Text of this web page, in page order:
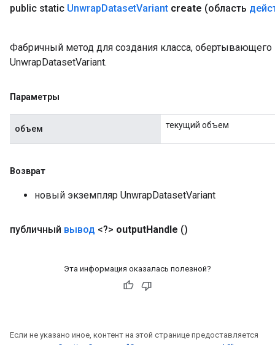
public static UnwrapDatasetVariant create (область
Фабричный метод для создания класса,
UnwrapDatasetVariant.
Параметры
объем текущий объем
Возврат
новый экземпляр UnwrapDatasetVariant
публичный вывод <?> outputHandle ()
Эта информация оказалась полезной?
Если не указано иное, контент на этой странице предоставляется